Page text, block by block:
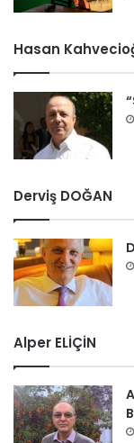
Hasan
Derviş DOĞAN
Alper ELİÇİN